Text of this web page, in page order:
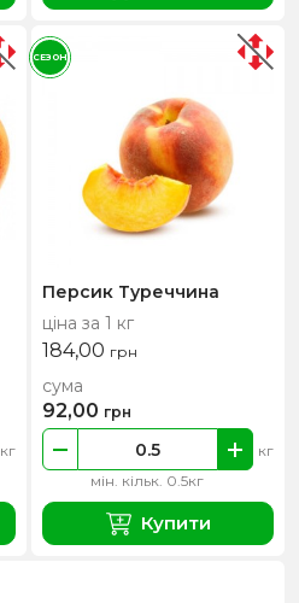
кг
Персик Туреччина
ціна за 1 кг
184,00 грн
мін. кільк. 0.5кг
кг
сума
92,00 грн
Купити
СЕЗОН